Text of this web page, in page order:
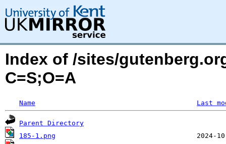
Index of /sites/
C=S;O=A
Name Last
Parent Directory
185-1.png